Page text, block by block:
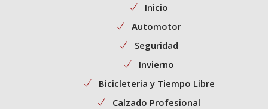
Inicio
Automotor
Seguridad
Invierno
Bicicleteria y Tiempo Libre
Calzado Profesional